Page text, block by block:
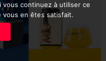
continuez à utiliser ce
vous en êtes satisfait.